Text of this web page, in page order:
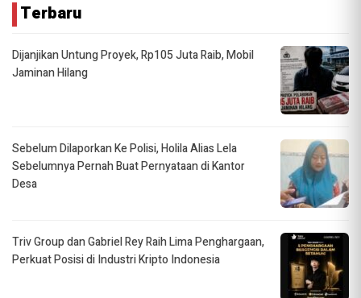
Terbaru
Dijanjikan Untung Proyek, Rp105 Juta Raib, Mobil
Jaminan Hilang
Sebelum Dilaporkan Ke Polisi, Holila Alias Lela
Sebelumnya Pernah Buat Pernyataan di Kantor
Desa
Triv Group dan Gabriel Rey Raih Lima Penghargaan,
Perkuat Posisi di Industri Kripto Indonesia